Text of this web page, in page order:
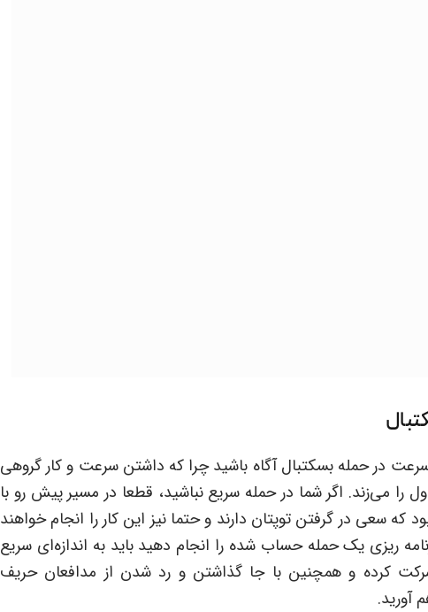
در حمله بسکتبال آگاه باشید چرا که داشتن سرعت و کار گروهی
می‌زند. اگر شما در حمله سریع نباشید، قطعا در مسیر پیش رو با
که سعی در گرفتن توپتان دارند و حتما نیز این کار را انجام خواهند
ریزی یک حمله حساب شده را انجام دهید باید به اندازه‌ای سریع
کرده و همچنین با جا گذاشتن و رد شدن از مدافعان حریف
آورید.